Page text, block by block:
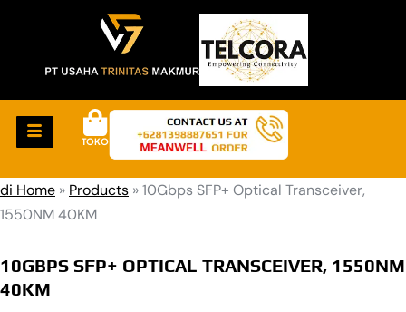
TOKO
di Home » Products »10Gbps SFP+ Optical Transceiver,
1550NM 40KM
10GBPS SFP+ OPTICAL TRANSCEIVER, 1550NM
40KM